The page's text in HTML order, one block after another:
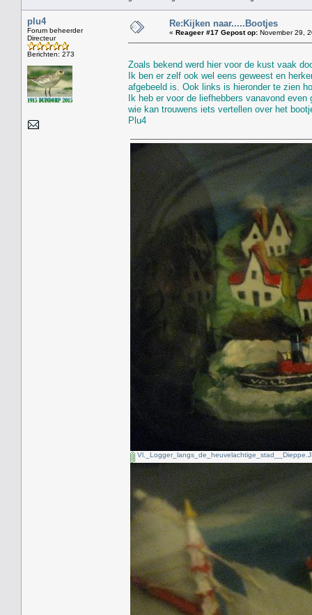
plu4
Forum beheerder
Directeur
Berichten: 273
Re:Kijken naar.....Bootjes
« Reageer #17 Gepost op: November 29,
Zoals bekend werd hier voor de kust vaak
Ik ben er zelf ook wel eens geweest en
afgebeeld is. Ook links is hieronder te zien
Ik heb er voor de liefhebbers vanavond
wie kan trouwens iets vertellen over het
Plu4